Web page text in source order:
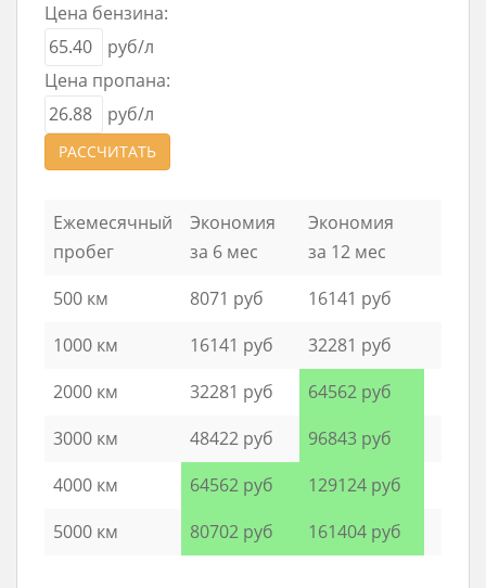
Цена бензина:
руб/л
Цена пропана:
руб/л
РАССЧИТАТЬ
Ежемесячный
пробег
Экономия
за 6 мес
Экономия
за 12 мес
500 км
8071 руб
16141 руб
1000 км
16141 руб
32281 руб
2000 км
32281 руб
64562 руб
3000 км
48422 руб
96843 руб
4000 км
64562 руб
129124 руб
5000 км
80702 руб 161404 руб